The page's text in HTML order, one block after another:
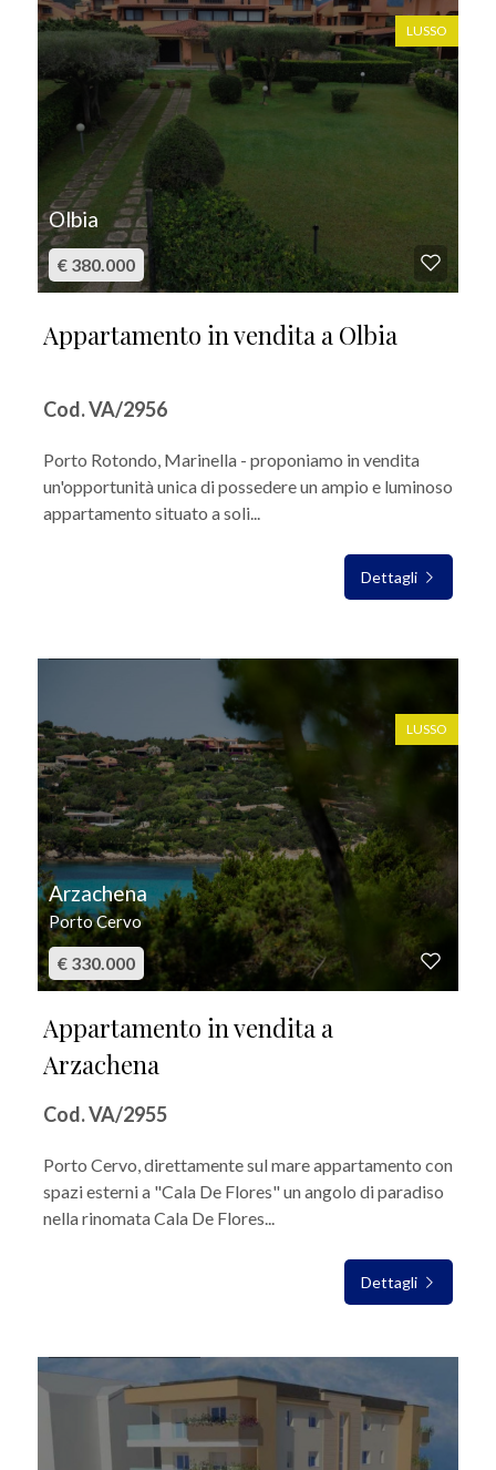
LUSSO
Olbia
€ 380.000
Appartamento in vendita a Olbia
Cod. VA/2956
Porto Rotondo, Marinella - proponiamo in vendita
un'opportunità unica di possedere un ampio e luminoso
appartamento situato a soli...
Dettagli
LUSSO
Arzachena
Porto Cervo
€ 330.000
Appartamento in vendita a
Arzachena
Cod. VA/2955
Porto Cervo, direttamente sul mare appartamento con
spazi esterni a "Cala De Flores" un angolo di paradiso
nella rinomata Cala De Flores...
Dettagli